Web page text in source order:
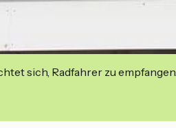
sich, Radfahrer zu empfangen.